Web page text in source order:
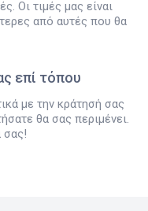
Οι τιμές μας είναι
από αυτές που θα
επί τόπου
με την κράτησή σας
θα σας περιμένει.
σας!